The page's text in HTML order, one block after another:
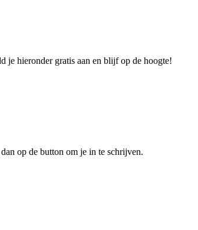
je hieronder gratis aan en blijf op de hoogte!
op de button om je in te schrijven.